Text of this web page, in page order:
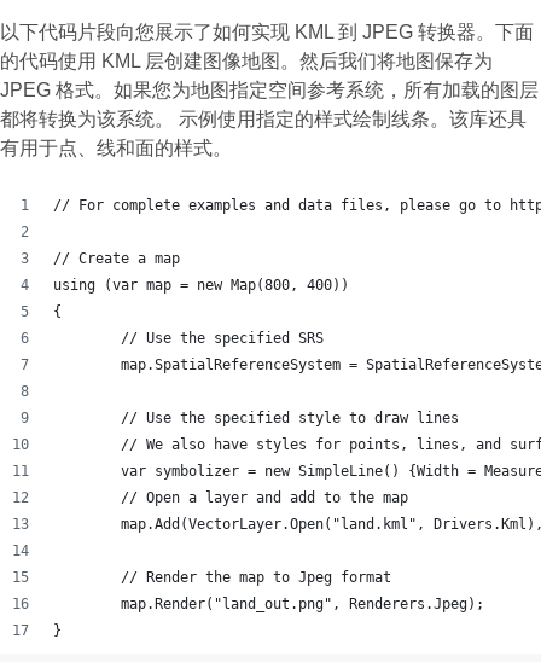
以下代码片段向您展示了如何实现 KML 到 JPEG 转换器。下面
的代码使用 KML 层创建图像地图。然后我们将地图保存为
JPEG 格式。如果您为地图指定空间参考系统，所有加载的图层
都将转换为该系统。 示例使用指定的样式绘制线条。该库还具
有用于点、线和面的样式。
// For complete examples and data files, please go to
// Create a map
using (var map = new Map(800, 400))
{
	// Use the specified SRS
map.SpatialReferenceSystem =
	// Use the specified style to draw lines
// We also have styles for points, lines, and
var symbolizer = new SimpleLine() {Width =
	// Open a layer and add to the map
map.Add(VectorLayer.Open("land.kml",
	// Render the map to Jpeg format
	map.Render("land_out.png", Renderers.Jpeg);
}